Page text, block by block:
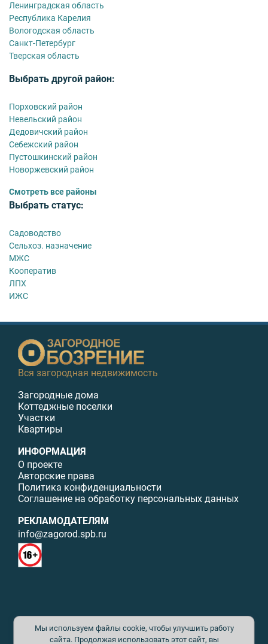
Ленинградская область
Республика Карелия
Вологодская область
Санкт-Петербург
Тверская область
Выбрать другой район:
Порховский район
Невельский район
Дедовичский район
Себежский район
Пустошкинский район
Новоржевский район
Смотреть все районы
Выбрать статус:
Садоводство
Сельхоз. назначение
МЖС
Кооператив
ЛПХ
ИЖС
Вся загородная недвижимость
Загородные дома
Коттеджные поселки
Участки
Квартиры
ИНФОРМАЦИЯ
О проекте
Авторские права
Политика конфиденциальности
Соглашение на обработку персональных данных
РЕКЛАМОДАТЕЛЯМ
info@zagorod.spb.ru
данного сайта возможна только с письменного разрешения. При
цитировании ссылка на www.zagorod.spb.ru обязательна. Редакция не
Мы используем файлы cookie, чтобы улучшить работу
сайта. Продолжая использовать этот сайт, вы